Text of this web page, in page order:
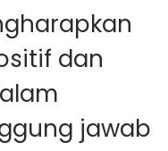
dan
jawab